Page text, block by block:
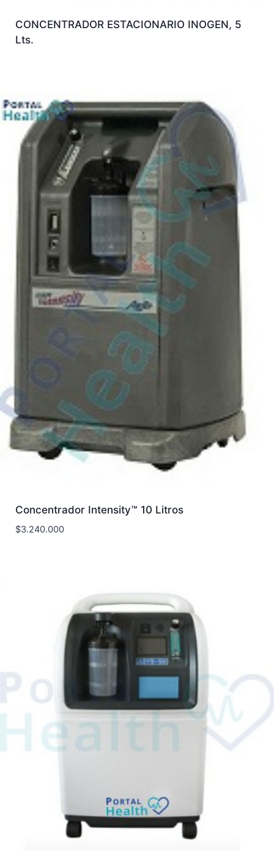
CONCENTRADOR ESTACIONARIO INOGEN, 5
Lts.
Concentrador Intensity™ 10 Litros
$3.240.000